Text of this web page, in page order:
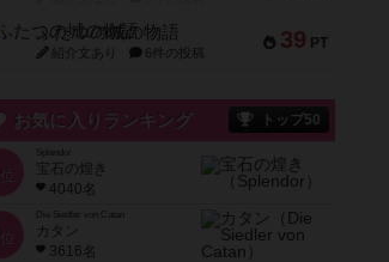
39 PT
ふたつの城の物語
紹介文あり 6件の投稿
お気に入りランキング トップ50
位
宝石の煌き
4040名
位
Die Siedler von Catan
カタン
3616名